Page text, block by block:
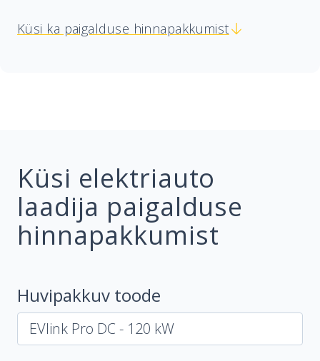
Küsi ka paigalduse hinnapakkumist
Küsi elektriauto
laadija paigalduse
hinnapakkumist
Huvipakkuv toode